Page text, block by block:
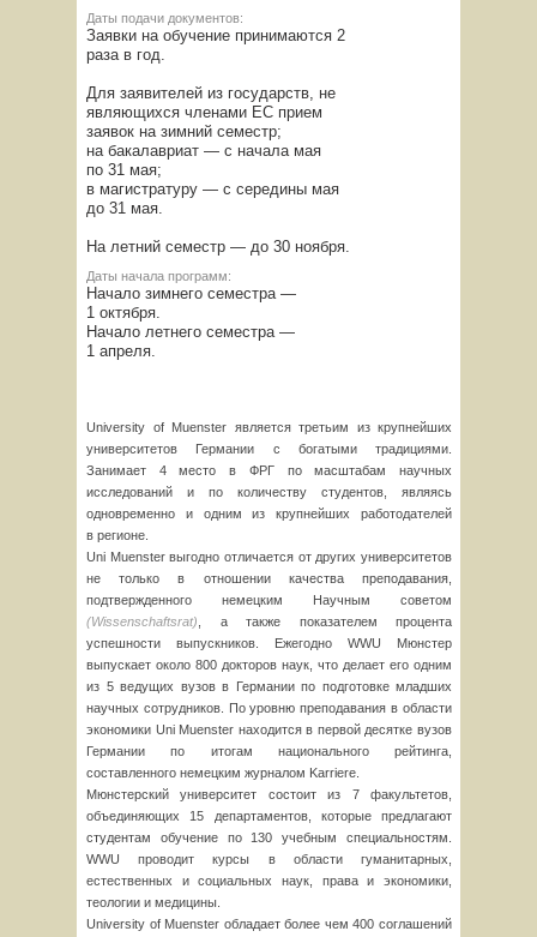
Даты подачи документов:
Заявки на обучение принимаются 2
раза в год.
Для заявителей из государств, не
являющихся членами ЕС прием
заявок на зимний семестр;
на бакалавриат — с начала мая
по 31 мая;
в магистратуру — с середины мая
до 31 мая.
На летний семестр — до 30 ноября.
Даты начала программ:
Начало зимнего семестра —
1 октября.
Начало летнего семестра —
1 апреля.
University of Muenster является третьим из крупнейших
университетов Германии c богатыми традициями.
Занимает 4 место в ФРГ по масштабам научных
исследований и по количеству студентов, являясь
одновременно и одним из крупнейших работодателей
в регионе.
Uni Muenster выгодно отличается от других университетов
не только в отношении качества преподавания,
подтвержденного немецким Научным советом
(Wissenschaftsrat) , а также показателем процента
успешности выпускников. Ежегодно WWU Мюнстер
выпускает около 800 докторов наук, что делает его одним
из 5 ведущих вузов в Германии по подготовке младших
научных сотрудников. По уровню преподавания в области
экономики Uni Muenster находится в первой десятке вузов
Германии по итогам национального рейтинга,
составленного немецким журналом Karriere.
Мюнстерский университет состоит из 7 факультетов,
объединяющих 15 департаментов, которые предлагают
студентам обучение по 130 учебным специальностям.
WWU проводит курсы в области гуманитарных,
естественных и социальных наук, права и экономики,
теологии и медицины.
University of Muenster обладает более чем 400 соглашений